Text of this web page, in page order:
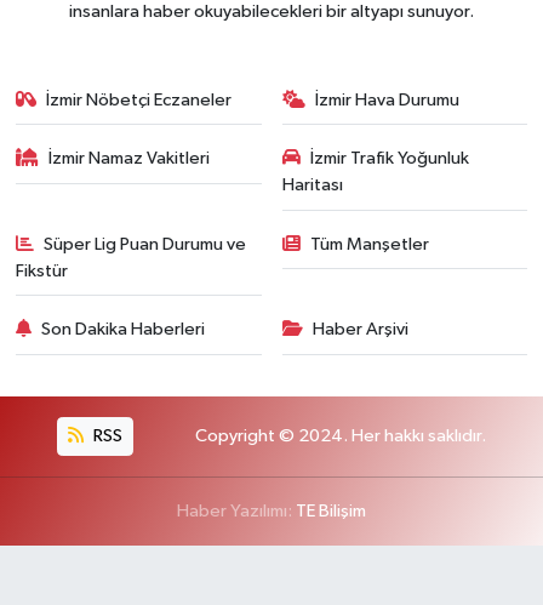
insanlara haber okuyabilecekleri bir altyapı sunuyor.
İzmir Nöbetçi Eczaneler İzmir Hava Durumu
İzmir Namaz Vakitleri
İzmir Trafik Yoğunluk
Haritası
Süper Lig Puan Durumu ve
Fikstür
Tüm Manşetler
Son Dakika Haberleri Haber Arşivi
RSS Copyright © 2024. Her hakkı saklıdır.
Haber Yazılımı: TE Bilişim